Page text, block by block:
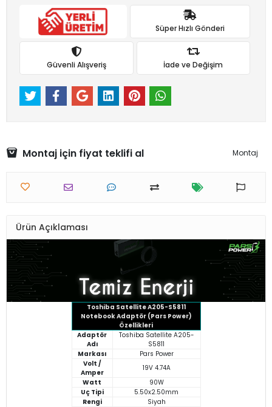
Süper Hızlı Gönderi
Güvenli Alışveriş İade ve Değişim
Montaj için fiyat teklifi al Montaj
Ürün Açıklaması
Toshiba Satellite A205-S5811
Notebook Adaptör (Pars Power)
Özellikleri
Adaptör
Adı
Toshiba Satellite A205-
S5811
Markası
Pars Power
Volt /
Amper
19V 4.74A
Watt
90W
Uç Tipi
5.50x2.50mm
Rengi
Siyah